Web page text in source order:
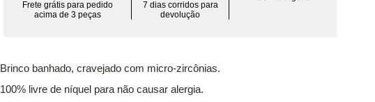
Frete grátis para pedido
acima de 3 peças
7 dias corridos para
devolução
Brinco banhado, cravejado com micro-zircônias.
100% livre de níquel para não causar alergia.